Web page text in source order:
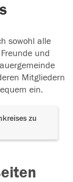
sowohl alle
und
Mitgliedern
ein.
zu